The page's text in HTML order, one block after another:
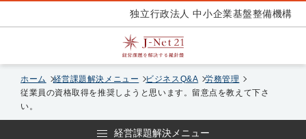
独立行政法人 中小企業基盤整備機構
ホーム 経営課題解決メニュー ビジネスQ&A
労務管理
従業員の資格取得を推奨しようと思います。留意点を教えて下さ
い。
経営課題解決メニュー